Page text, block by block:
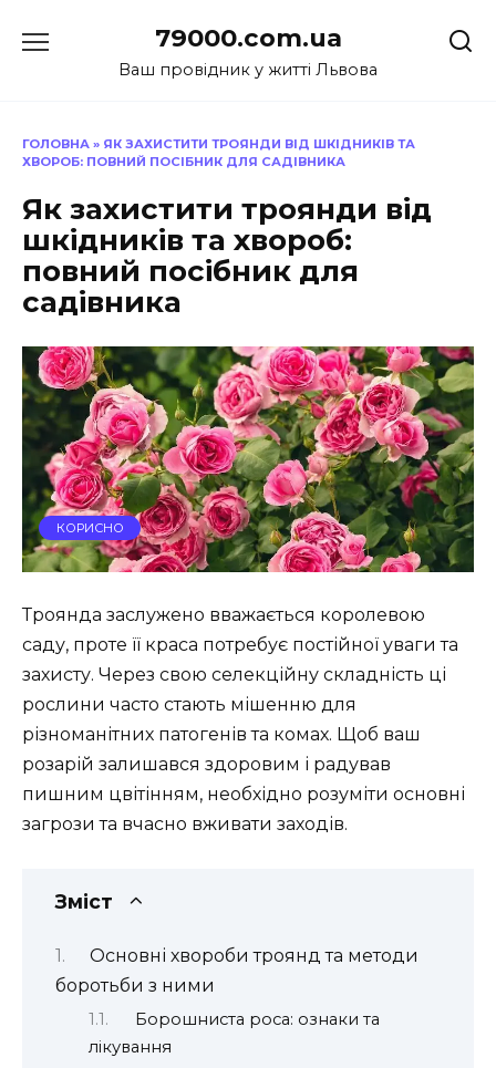
до
79000.com.ua
Ваш провідник у житті Львова
ГОЛОВНА » ЯК ЗАХИСТИТИ ТРОЯНДИ ВІД ШКІДНИКІВ ТА
ХВОРОБ: ПОВНИЙ ПОСІБНИК ДЛЯ САДІВНИКА
Як захистити троянди від
шкідників та хвороб:
повний посібник для
садівника
КОРИСНО
Троянда заслужено вважається королевою
саду, проте її краса потребує постійної уваги та
захисту. Через свою селекційну складність ці
рослини часто стають мішенню для
різноманітних патогенів та комах. Щоб ваш
розарій залишався здоровим і радував
пишним цвітінням, необхідно розуміти основні
загрози та вчасно вживати заходів.
Зміст
Основні хвороби троянд та методи
боротьби з ними
Борошниста роса: ознаки та
лікування